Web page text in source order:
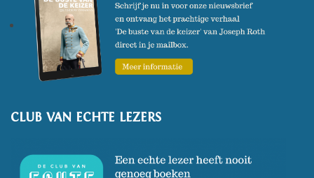
CLUB VAN ECHTE LEZERS